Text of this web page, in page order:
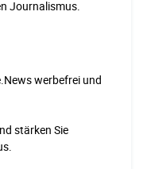
Journalismus.
werbefrei und
stärken Sie